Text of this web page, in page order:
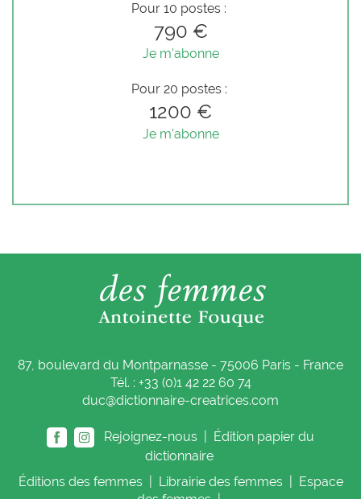
Pour 10 postes :
790 €
Je m'abonne
Pour 20 postes :
1200 €
Je m'abonne
87, boulevard du Montparnasse - 75006 Paris - France
Tél. : +33 (0)1 42 22 60 74
duc@dictionnaire-creatrices.com
Rejoignez-nous |
Édition papier du
dictionnaire
Éditions des femmes Librairie des femmes
Espace